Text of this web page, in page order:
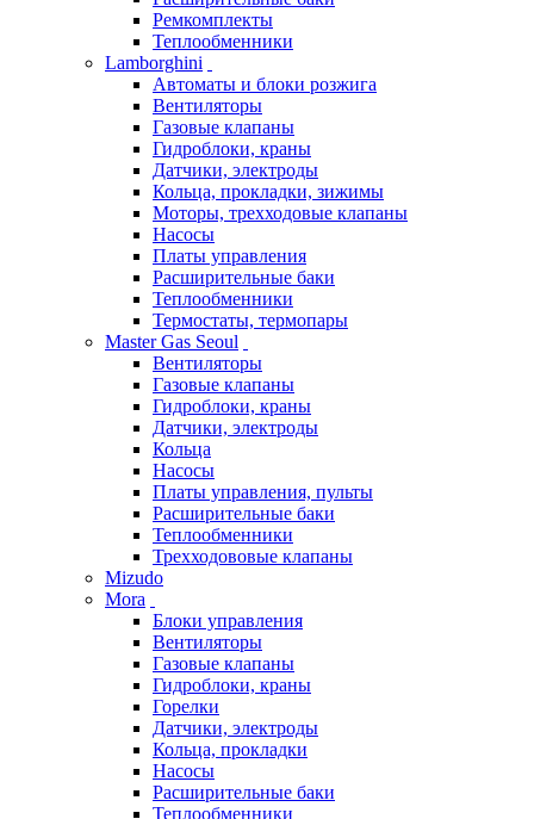
Ремкомплекты
Теплообменники
Lamborghini
Автоматы и блоки розжига
Вентиляторы
Газовые клапаны
Гидроблоки, краны
Датчики, электроды
Кольца, прокладки, зижимы
Моторы, трехходовые клапаны
Насосы
Платы управления
Расширительные баки
Теплообменники
Термостаты, термопары
Master Gas Seoul
Вентиляторы
Газовые клапаны
Гидроблоки, краны
Датчики, электроды
Кольца
Насосы
Платы управления, пульты
Расширительные баки
Теплообменники
Трехходововые клапаны
Mizudo
Mora
Блоки управления
Вентиляторы
Газовые клапаны
Гидроблоки, краны
Горелки
Датчики, электроды
Кольца, прокладки
Насосы
Расширительные баки
Теплообменники